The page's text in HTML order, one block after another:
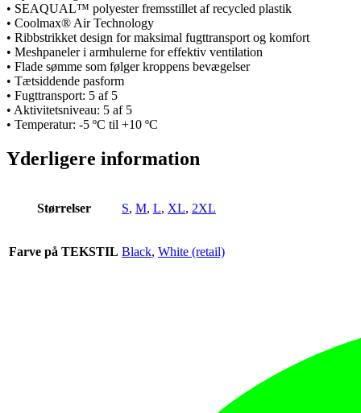
• SEAQUAL™ polyester fremsstillet af recycled plastik
• Coolmax® Air Technology
• Ribbstrikket design for maksimal fugttransport og komfort
• Meshpaneler i armhulerne for effektiv ventilation
• Flade sømme som følger kroppens bevægelser
• Tætsiddende pasform
• Fugttransport: 5 af 5
• Aktivitetsniveau: 5 af 5
• Temperatur: -5 ºC til +10 ºC
Yderligere information
Størrelser S, M, L, XL, 2XL
Farve på TEKSTIL Black, White (retail)